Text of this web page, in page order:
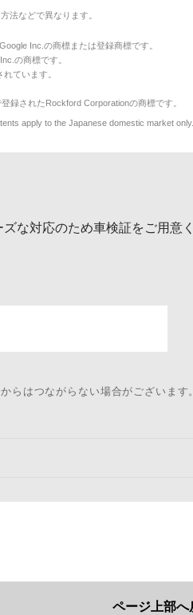
法などで異なります。
Inc.の商標または登録商標です。
の商標です。
ています。
録されたRockford Corporationの商標です。
apply to the Japanese domestic market only.
な対応のため車検証をご用意く
らはつながらない場合がございます。
ページ上部へ